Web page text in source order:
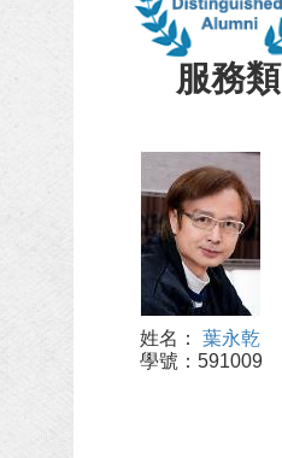
服務類
姓名：
葉永乾
學號：591009